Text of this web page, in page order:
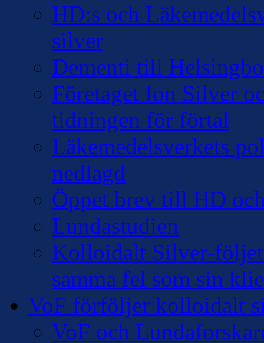
HD:s och
silver
Dementi till
Företaget Ion Silver
tidningen för förtal
Läkemedelsverkets
nedlagd
Öppet brev till HD
Lundastudien
Kolloidalt Silver-
samma fel som sin
VoF förföljer kolloidalt
VoF och